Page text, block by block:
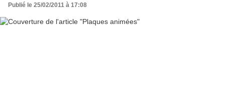
Publié le 25/02/2011 à 17:08